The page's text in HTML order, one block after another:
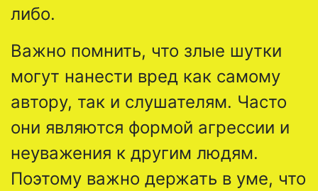
либо.
Важно помнить, что злые шутки
могут нанести вред как самому
автору, так и слушателям. Часто
они являются формой агрессии и
неуважения к другим людям.
Поэтому важно держать в уме, что